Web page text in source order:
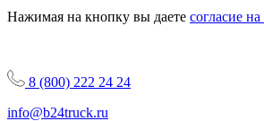
Нажимая на кнопку вы даете согласие
8 (800) 222 24 24
info@b24truck.ru